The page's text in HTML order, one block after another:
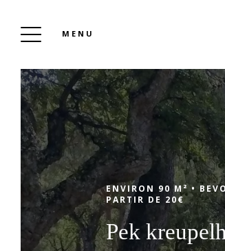
MENU
CAMPING LEI SUVES
Reserveren
Kom met familie, vrienden of
ENVIRON 90 M² •
PARTIR DE 20€
Pek